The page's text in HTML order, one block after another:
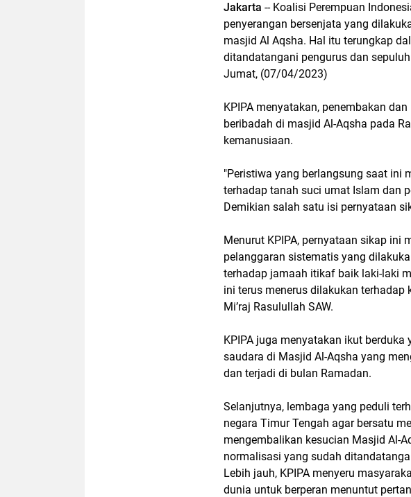
Jakarta -- Koalisi Perempuan
penyerangan bersenjata yang
masjid Al Aqsha. Hal itu terungkap
ditandatangani pengurus dan
Jumat, (07/04/2023)
KPIPA menyatakan, penembakan
beribadah di masjid Al-Aqsha pada
kemanusiaan.
"Peristiwa yang berlangsung saat ini
terhadap tanah suci umat Islam dan
Demikian salah satu isi pernyataan
Menurut KPIPA, pernyataan sikap ini
pelanggaran sistematis yang
terhadap jamaah itikaf baik laki-laki
ini terus menerus dilakukan terhadap
Mi’raj Rasulullah SAW.
KPIPA juga menyatakan ikut
saudara di Masjid Al-Aqsha yang
dan terjadi di bulan Ramadan.
Selanjutnya, lembaga yang peduli
negara Timur Tengah agar bersatu
mengembalikan kesucian Masjid Al-
normalisasi yang sudah
Lebih jauh, KPIPA menyeru
dunia untuk berperan menuntut